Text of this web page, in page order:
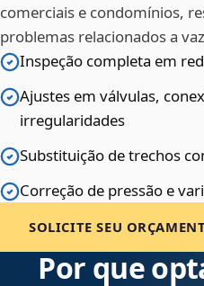
comerciais e condomínios,
problemas relacionados a
Inspeção completa em
Ajustes em válvulas,
irregularidades
Substituição de trechos
Correção de pressão e
SOLICITE SEU
Por que